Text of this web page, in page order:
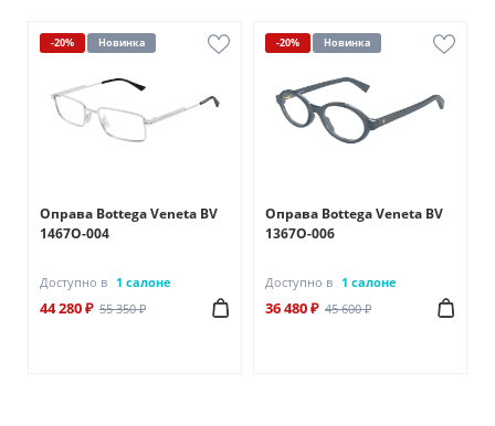
-20% Новинка
Оправа Bottega Veneta BV
1467O-004
Доступно в 1 салоне
44 280 ₽ 55 350 ₽
-20% Новинка
Оправа Bottega Veneta BV
1367O-006
Доступно в 1 салоне
36 480 ₽ 45 600 ₽